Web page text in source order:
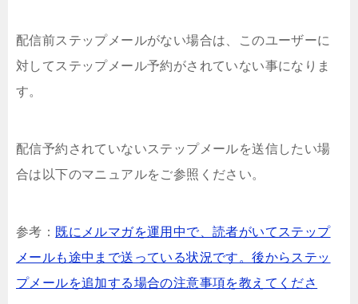
配信前ステップメールがない場合は、このユーザーに
対してステップメール予約がされていない事になりま
す。
配信予約されていないステップメールを送信したい場
合は以下のマニュアルをご参照ください。
参考： 既にメルマガを運用中で、読者がいてステップ
メールも途中まで送っている状況です。後からステッ
プメールを追加する場合の注意事項を教えてくださ